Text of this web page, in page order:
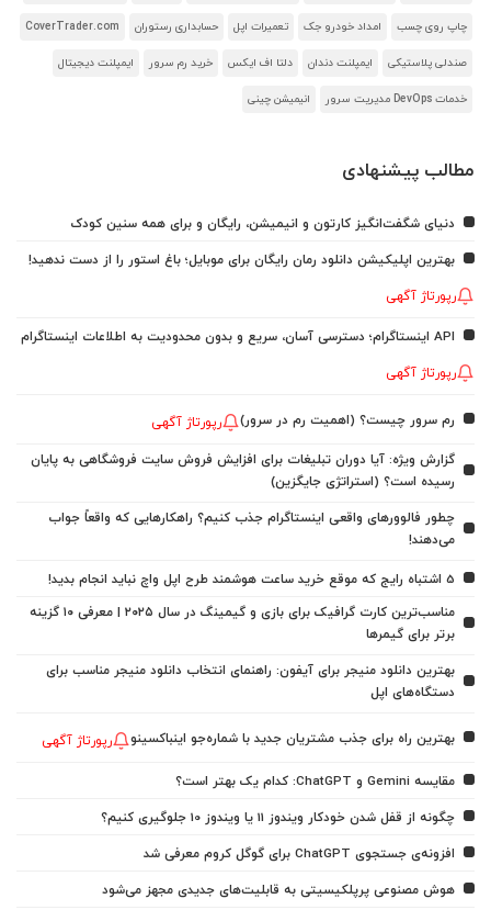
چاپ روی چسب امداد خودرو جک تعمیرات اپل حسابداری رستوران CoverTrader.com
صندلی پلاستیکی ایمپلنت دندان دلتا اف ایکس خرید رم سرور ایمپلنت دیجیتال
خدمات DevOps مدیریت سرور انیمیشن چینی
مطالب پیشنهادی
دنیای شگفت‌انگیز کارتون و انیمیشن، رایگان و برای همه سنین کودک
بهترین اپلیکیشن دانلود رمان رایگان برای موبایل؛ باغ استور را از دست ندهید!
رپورتاژ آگهی
API اینستاگرام؛ دسترسی آسان، سریع و بدون محدودیت به اطلاعات اینستاگرام
رپورتاژ آگهی
رم سرور چیست؟ (اهمیت رم در سرور) رپورتاژ آگهی
گزارش ویژه: آیا دوران تبلیغات برای افزایش فروش سایت فروشگاهی به پایان
رسیده است؟ (استراتژی جایگزین)
چطور فالوورهای واقعی اینستاگرام جذب کنیم؟ راهکارهایی که واقعاً جواب
می‌دهند!
5 اشتباه رایج که موقع خرید ساعت هوشمند طرح اپل واچ نباید انجام بدید!
مناسب‌ترین کارت گرافیک برای بازی و گیمینگ در سال ۲۰۲۵ | معرفی ۱۰ گزینه
برتر برای گیمرها
بهترین دانلود منیجر برای آیفون: راهنمای انتخاب دانلود منیجر مناسب برای
دستگاه‌های اپل
بهترین راه برای جذب مشتریان جدید با شماره‌جو اینباکسینو رپورتاژ آگهی
مقایسه Gemini و ChatGPT: کدام یک بهتر است؟
چگونه از قفل شدن خودکار ویندوز 11 یا ویندوز 10 جلوگیری کنیم؟
افزونه‌ی جستجوی ChatGPT برای گوگل کروم معرفی شد
هوش مصنوعی پرپلکیسیتی به قابلیت‌های جدیدی مجهز می‌شود